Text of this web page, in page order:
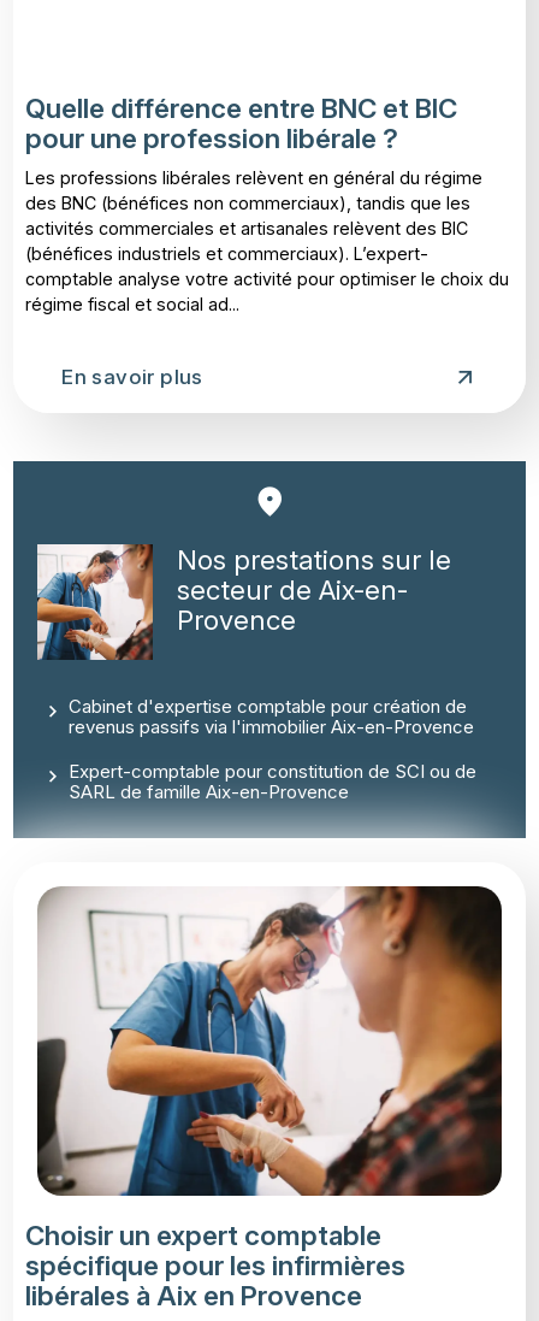
Quelle différence entre BNC et BIC
pour une profession libérale ?
Les professions libérales relèvent en général du régime
des BNC (bénéfices non commerciaux), tandis que les
activités commerciales et artisanales relèvent des BIC
(bénéfices industriels et commerciaux). L’expert-
comptable analyse votre activité pour optimiser le choix du
régime fiscal et social ad...
En savoir plus
Nos prestations sur le
secteur de Aix-en-
Provence
Cabinet d'expertise comptable pour création de
revenus passifs via l'immobilier Aix-en-Provence
Expert-comptable pour constitution de SCI ou de
SARL de famille Aix-en-Provence
Choisir un expert comptable
spécifique pour les infirmières
libérales à Aix en Provence